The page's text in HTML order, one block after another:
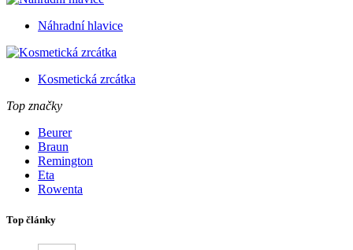
Náhradní hlavice
Kosmetická zrcátka
Top značky
Beurer
Braun
Remington
Eta
Rowenta
Top články